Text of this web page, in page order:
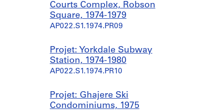
Courts Complex, Robson
Square, 1974-1979
AP022.S1.1974.PR09
Projet: Yorkdale Subway
Station, 1974-1980
AP022.S1.1974.PR10
Projet: Ghajere Ski
Condominiums, 1975